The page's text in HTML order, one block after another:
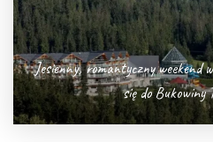
Jesienny, romantyczny weekend
się do Bukowiny